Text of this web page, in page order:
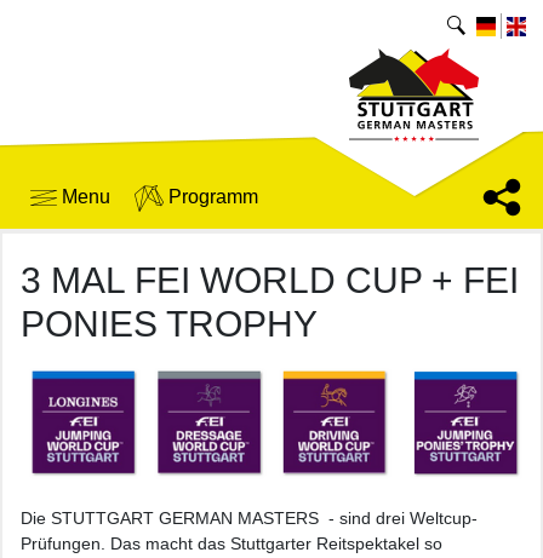
Menu Programm
3 MAL FEI WORLD CUP + FEI
PONIES TROPHY
Die STUTTGART GERMAN MASTERS - sind drei Weltcup-
Prüfungen. Das macht das Stuttgarter Reitspektakel so